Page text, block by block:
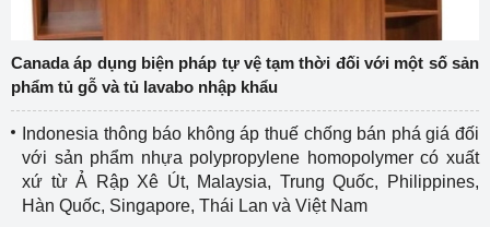
Canada áp dụng biện pháp tự vệ tạm thời đối với một số sản
phẩm tủ gỗ và tủ lavabo nhập khẩu
Indonesia thông báo không áp thuế chống bán phá giá đối
với sản phẩm nhựa polypropylene homopolymer có xuất
xứ từ Ả Rập Xê Út, Malaysia, Trung Quốc, Philippines,
Hàn Quốc, Singapore, Thái Lan và Việt Nam